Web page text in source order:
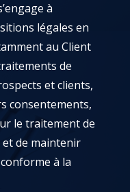
à
légales en
au Client
de
et clients,
consentements,
le traitement de
de maintenir
à la